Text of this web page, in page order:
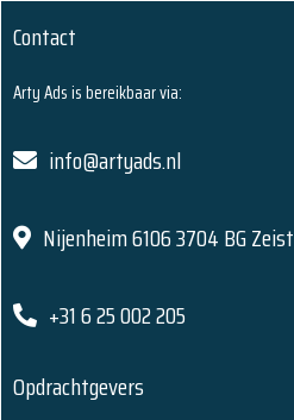
Contact
Arty Ads is bereikbaar via:
info@artyads.nl
Nijenheim 6106 3704 BG Zeist
+31 6 25 002 205
Opdrachtgevers